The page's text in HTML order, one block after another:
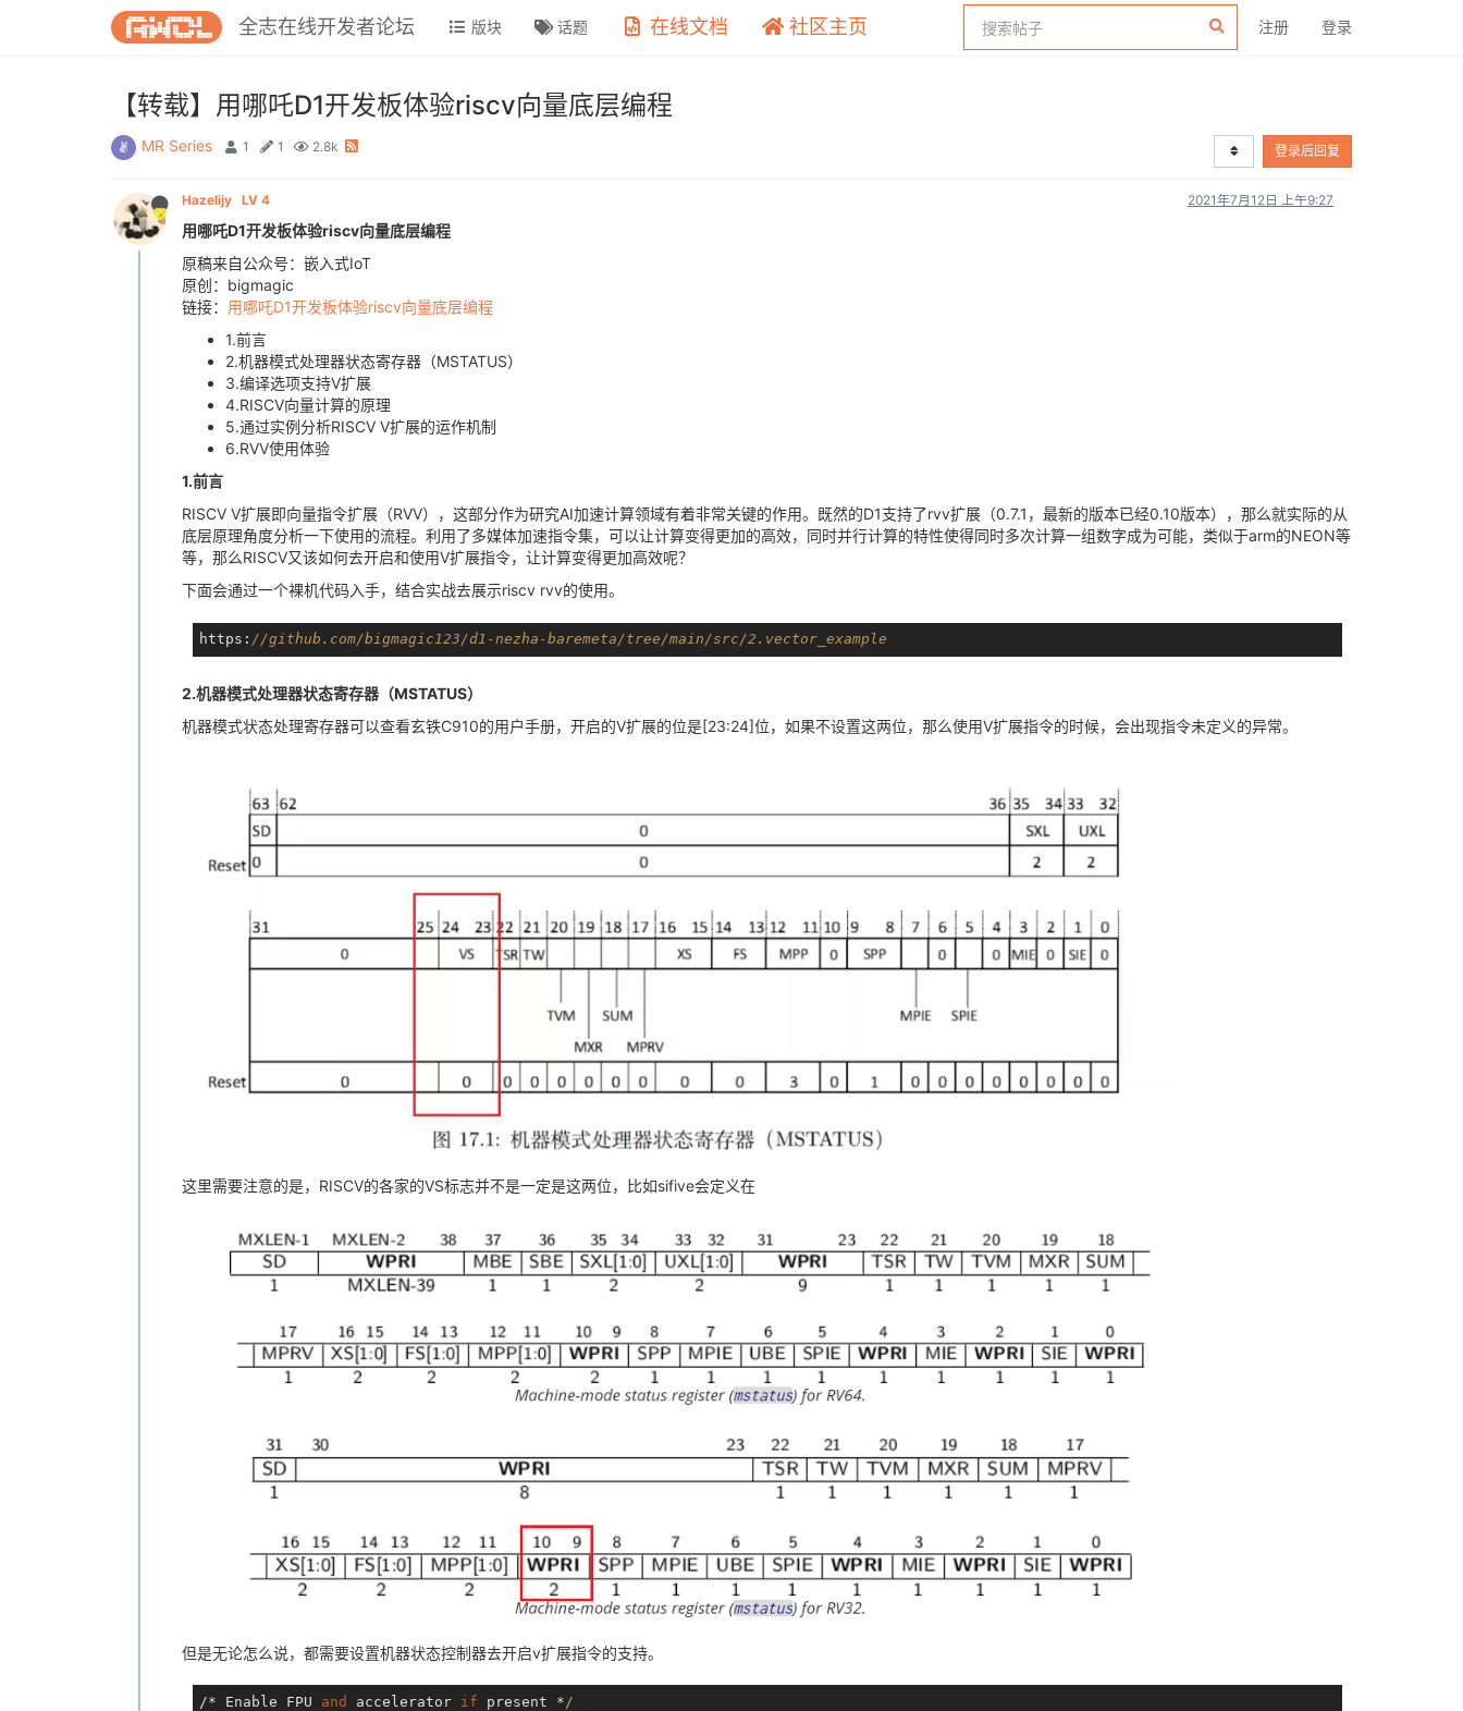
全志在线开发者论坛 注册 登录
版块 话题 在线文档 社区主页
【转载】用哪吒D1开发板体验riscv向量底层编程
MR Series 1 1 2.8k 登录后回复
Hazelijy LV 4 2021年7月12日 上午9:27
用哪吒D1开发板体验riscv向量底层编程
原稿来自公众号：嵌入式IoT
原创：bigmagic
链接： 用哪吒D1开发板体验riscv向量底层编程
1.前言
2.机器模式处理器状态寄存器（MSTATUS）
3.编译选项支持V扩展
4.RISCV向量计算的原理
5.通过实例分析RISCV V扩展的运作机制
6.RVV使用体验
1.前言
RISCV V扩展即向量指令扩展（RVV），这部分作为研究AI加速计算领域有着非常关键的作用。既然的D1支持了rvv扩展（0.7.1，最新的版本已经0.10版本），那么就实际的从
底层原理角度分析一下使用的流程。利用了多媒体加速指令集，可以让计算变得更加的高效，同时并行计算的特性使得同时多次计算一组数字成为可能，类似于arm的NEON等
等，那么RISCV又该如何去开启和使用V扩展指令，让计算变得更加高效呢？
下面会通过一个裸机代码入手，结合实战去展示riscv rvv的使用。
https: //github.com/bigmagic123/d1-nezha-baremeta/tree/main/src/2.vector_example
2.机器模式处理器状态寄存器（MSTATUS）
机器模式状态处理寄存器可以查看玄铁C910的用户手册，开启的V扩展的位是[23:24]位，如果不设置这两位，那么使用V扩展指令的时候，会出现指令未定义的异常。
这里需要注意的是，RISCV的各家的VS标志并不是一定是这两位，比如sifive会定义在
但是无论怎么说，都需要设置机器状态控制器去开启v扩展指令的支持。
/* Enable FPU and accelerator if present * /